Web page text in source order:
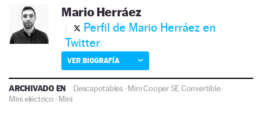
Mario Herráez
Perfil de Mario Herráez en
Twitter
VER BIOGRAFÍA
ARCHIVADO EN Descapotables ·Mini Cooper SE Convertible·
Mini eléctrico ·Mini